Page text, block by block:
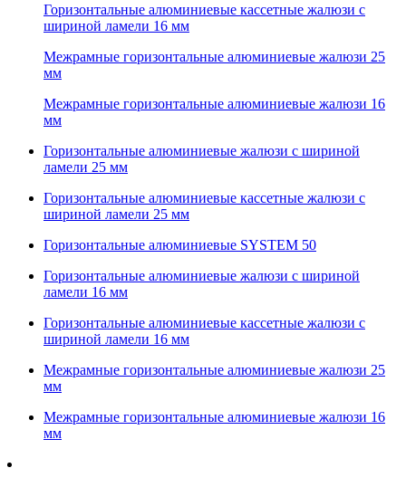
Горизонтальные алюминиевые кассетные жалюзи с
шириной ламели 16 мм
Межрамные горизонтальные алюминиевые жалюзи 25
мм
Межрамные горизонтальные алюминиевые жалюзи 16
мм
Горизонтальные алюминиевые жалюзи с шириной
ламели 25 мм
Горизонтальные алюминиевые кассетные жалюзи с
шириной ламели 25 мм
Горизонтальные алюминиевые SYSTEM 50
Горизонтальные алюминиевые жалюзи с шириной
ламели 16 мм
Горизонтальные алюминиевые кассетные жалюзи с
шириной ламели 16 мм
Межрамные горизонтальные алюминиевые жалюзи 25
мм
Межрамные горизонтальные алюминиевые жалюзи 16
мм